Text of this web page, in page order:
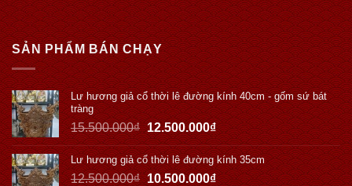
SẢN PHẨM BÁN CHẠY
Lư hương giả cổ thời lê đường kính 40cm - gốm sứ bát
tràng
15.500.000₫ 12.500.000₫
Lư hương giả cổ thời lê đường kính 35cm
12.500.000₫ 10.500.000₫